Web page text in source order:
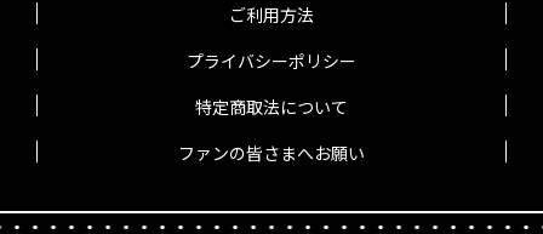
ご利用方法
プライバシーポリシー
特定商取法について
ファンの皆さまへお願い